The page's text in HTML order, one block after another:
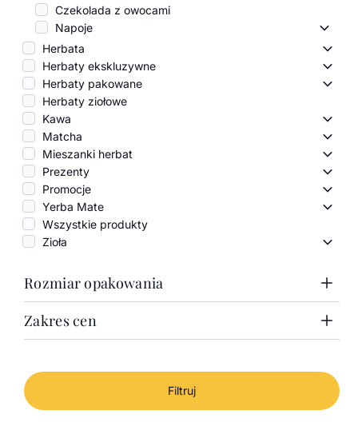
Czekolada z owocami
Napoje
Herbata
Herbaty ekskluzywne
Herbaty pakowane
Herbaty ziołowe
Kawa
Matcha
Mieszanki herbat
Prezenty
Promocje
Yerba Mate
Wszystkie produkty
Zioła
Zioła
Rozmiar opakowania
1000g
Zakres cen
Cena minimalna
Od
-
Cena maksymalna
Do
Filtruj